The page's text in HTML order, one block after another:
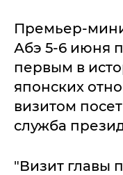
Премьер-
Абэ 5-6 июня
первым в
японских
визитом
служба
"Визит главы